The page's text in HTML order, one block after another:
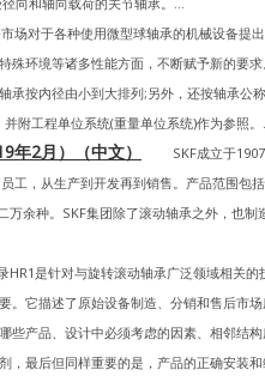
对于各种使用微型球轴承的机械设备提
殊环境等诸多性能方面，不断赋予新的
按内径由小到大排列;另外，还按轴承公
附工程单位系统(重量单位系统)作为参照。
2月）（中文）
SKF成立于1907
工，从生产到开发再到销售。产品范围包
余种。SKF集团除了滚动轴承之外，也
是针对与旋转滚动轴承广泛领域相关的
它描述了原始设备制造、分销和售后市
产品、设计中必须考虑的因素、相邻结
，最后但同样重要的是，产品的正确安装